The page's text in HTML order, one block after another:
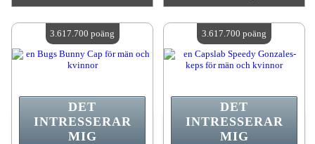
Antal tillgängliga:4
Antal tillgängliga:4
DET
INTRESSERAR
MIG
3.617.700 poäng
DET
INTRESSERAR
MIG
3.617.700 poäng